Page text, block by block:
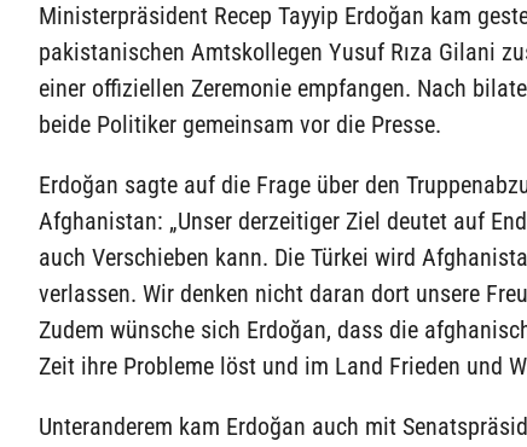
Ministerpräsident Recep Tayyip Erdoğan kam
pakistanischen Amtskollegen Yusuf Rıza Gilani
einer offiziellen Zeremonie empfangen. Nach
beide Politiker gemeinsam vor die Presse.
Erdoğan sagte auf die Frage über den
Afghanistan: „Unser derzeitiger Ziel deutet auf
auch Verschieben kann. Die Türkei wird
verlassen. Wir denken nicht daran dort unsere
Zudem wünsche sich Erdoğan, dass die
Zeit ihre Probleme löst und im Land Frieden und
Unteranderem kam Erdoğan auch mit